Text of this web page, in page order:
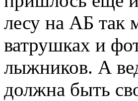
лесу на АБ так
ватрушках и
лыжников. А
должна быть